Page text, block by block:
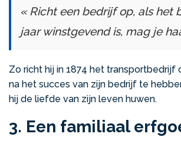
« Richt een bedrijf op, als het
jaar winstgevend is, mag je
Zo richt hij in 1874 het transportbedrijf
na het succes van zijn bedrijf te
hij de liefde van zijn leven huwen.
3. Een familiaal